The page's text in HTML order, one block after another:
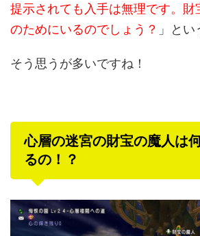
提示されても入手は無理です。財
のためにいるのでしょう？ 」とい
そう思うが多いですね！
心層の迷宮の財宝の魔人は
るの！？